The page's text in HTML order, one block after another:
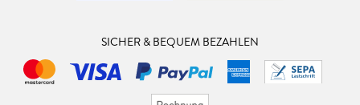
SICHER & BEQUEM BEZAHLEN